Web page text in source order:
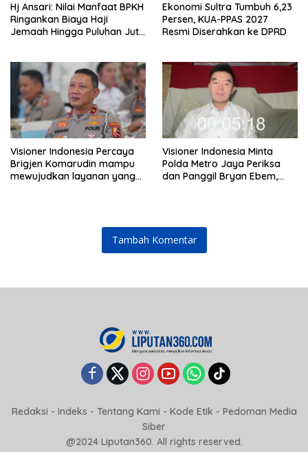
Hj Ansari: Nilai Manfaat BPKH
Ringankan Biaya Haji
Jemaah Hingga Puluhan Juta
Ekonomi Sultra Tumbuh 6,23
Persen, KUA-PPAS 2027
Resmi Diserahkan ke DPRD
Visioner Indonesia Percaya
Brigjen Komarudin mampu
mewujudkan layanan yang
Visioner Indonesia Minta
Polda Metro Jaya Periksa
dan Panggil Bryan Ebem,
Tambah Komentar
Redaksi - Indeks - Tentang Kami - Kode Etik - Pedoman Media
Siber
@2024 Liputan360. All rights reserved.